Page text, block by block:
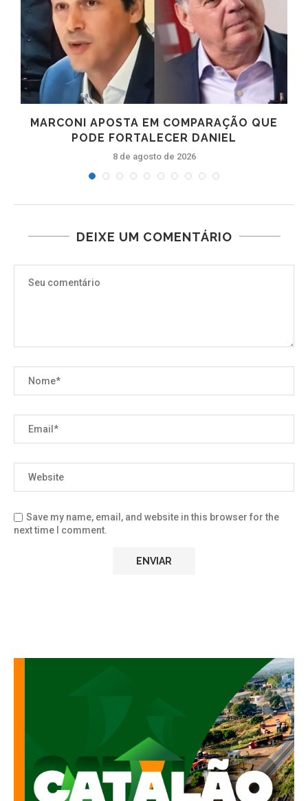
MARCONI APOSTA EM COMPARAÇÃO QUE
PODE FORTALECER DANIEL
8 de agosto de 2026
DEIXE UM COMENTÁRIO
Save my name, email, and website in this browser for the
next time I comment.